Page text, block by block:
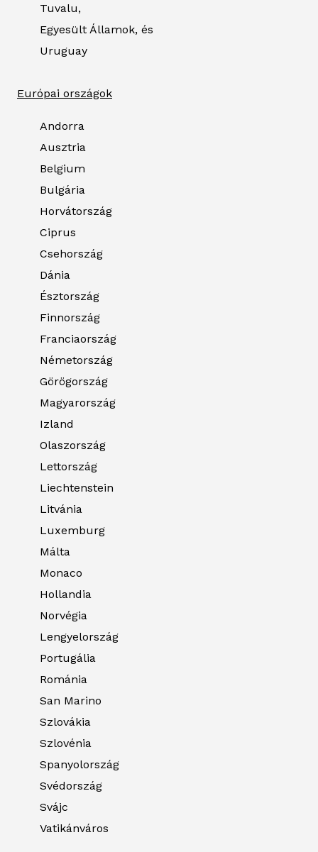
Tuvalu,
Egyesült Államok, és
Uruguay
Európai országok
Andorra
Ausztria
Belgium
Bulgária
Horvátország
Ciprus
Csehország
Dánia
Észtország
Finnország
Franciaország
Németország
Görögország
Magyarország
Izland
Olaszország
Lettország
Liechtenstein
Litvánia
Luxemburg
Málta
Monaco
Hollandia
Norvégia
Lengyelország
Portugália
Románia
San Marino
Szlovákia
Szlovénia
Spanyolország
Svédország
Svájc
Vatikánváros